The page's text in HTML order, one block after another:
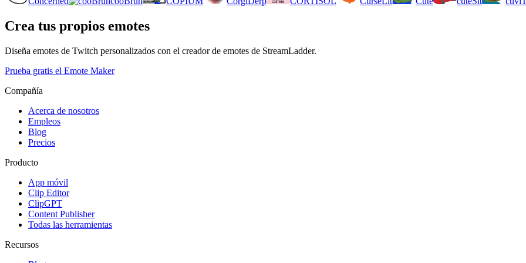
Crea tus propios emotes
Diseña emotes de Twitch personalizados con el creador de emotes de StreamLadder.
Prueba gratis el Emote Maker
Compañía
Acerca de nosotros
Empleos
Blog
Precios
Producto
App móvil
Clip Editor
ClipGPT
Content Publisher
Todas las herramientas
Recursos